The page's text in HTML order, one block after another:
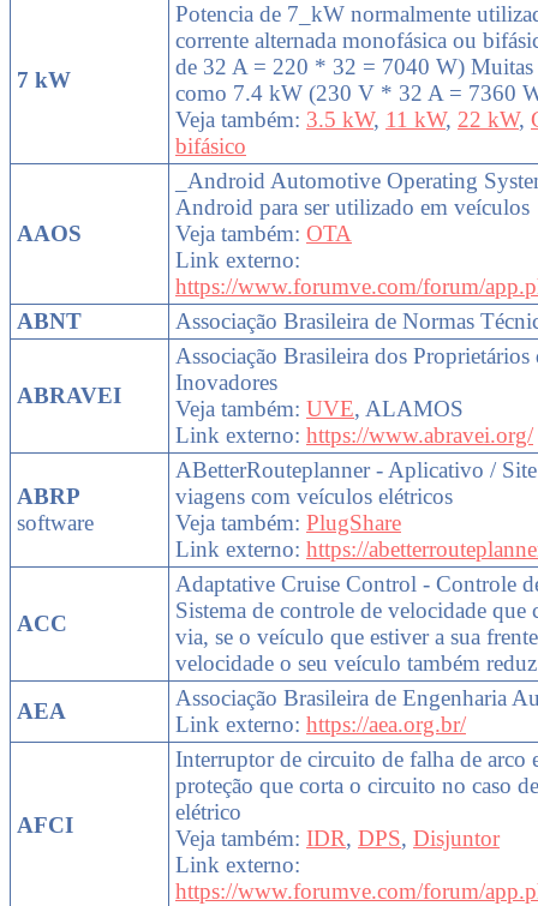
7 kW
Potencia de 7_kW normalmente
corrente alternada monofásica ou
de 32 A = 220 * 32 = 7040 W) Muitas
como 7.4 kW (230 V * 32 A = 7360
Veja também: 3.5 kW, 11 kW, 22 kW,
bifásico
AAOS
_Android Automotive Operating
Android para ser utilizado em veículos
Veja também: OTA
Link externo:
https://www.forumve.com/forum/
ABNT
Associação Brasileira de Normas
ABRAVEI
Associação Brasileira dos
Inovadores
Veja também: UVE, ALAMOS
Link externo: https://www.abravei.org/
ABRP
software
ABetterRouteplanner - Aplicativo /
viagens com veículos elétricos
Veja também: PlugShare
Link externo: https://
ACC
Adaptative Cruise Control - Controle
Sistema de controle de velocidade que
via, se o veículo que estiver a sua
velocidade o seu veículo também
AEA
Associação Brasileira de Engenharia
Link externo: https://aea.org.br/
AFCI
Interruptor de circuito de falha de arco
proteção que corta o circuito no caso
elétrico
Veja também: IDR, DPS, Disjuntor
Link externo:
https://www.forumve.com/forum/